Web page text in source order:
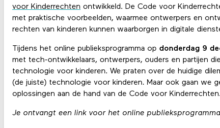
voor Kinderrechten ontwikkeld. De Code voor
met praktische voorbeelden, waarmee ontwerpers en
rechten van kinderen kunnen waarborgen in digitale
Tijdens het online publieksprogramma op donderdag 9
met tech-ontwikkelaars, ontwerpers, ouders en partijen
technologie voor kinderen. We praten over de huidige
(de juiste) technologie voor kinderen. Maar ook gaan we
oplossingen aan de hand van de Code voor
Je ontvangt een link voor het online